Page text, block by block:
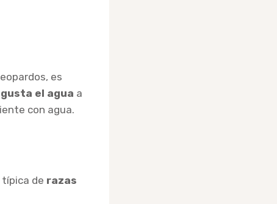
es
el agua a
con agua.
de razas